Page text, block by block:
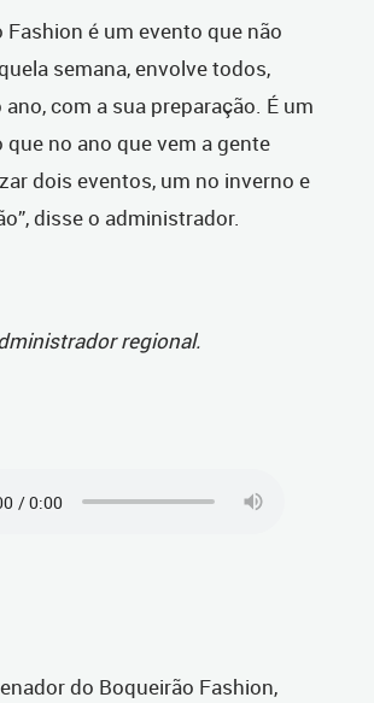
Fashion é um evento que não
semana, envolve todos,
com a sua preparação. É um
no ano que vem a gente
dois eventos, um no inverno e
disse o administrador.
regional.
do Boqueirão Fashion,